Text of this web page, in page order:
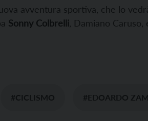
avventura sportiva, che lo
Sonny Colbrelli , Damiano
#CICLISMO #EDOARDO